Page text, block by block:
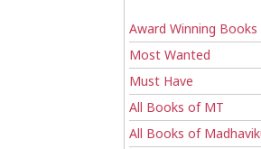
Award Winning Books
Most Wanted
Must Have
All Books of MT
All Books of